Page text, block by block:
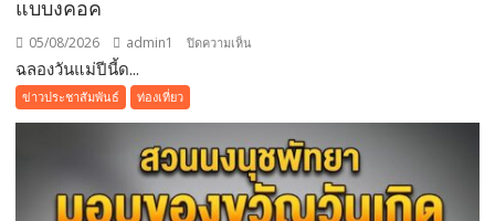
ส่วน
แบบงคอค
05/08/2026 admin1 ปิดความเห็น
นี้
ด้วย
บุฟเฟต์
ฉลองวันแม่ปีนี้ด...
ข่าวประชาสัมพันธ์ ท่องเที่ยว